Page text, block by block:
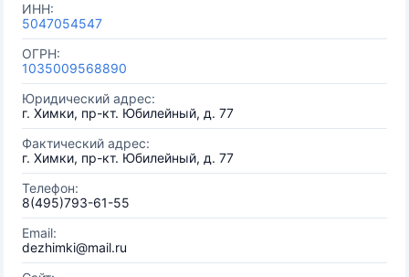
ИНН:
5047054547
ОГРН:
1035009568890
Юридический адрес:
г. Химки, пр-кт. Юбилейный, д. 77
Фактический адрес:
г. Химки, пр-кт. Юбилейный, д. 77
Телефон:
8(495)793-61-55
Email:
dezhimki@mail.ru